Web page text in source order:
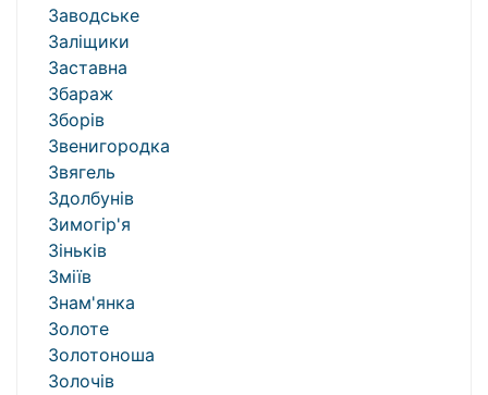
Заводське
Заліщики
Заставна
Збараж
Зборів
Звенигородка
Звягель
Здолбунів
Зимогір'я
Зіньків
Зміїв
Знам'янка
Золоте
Золотоноша
Золочів